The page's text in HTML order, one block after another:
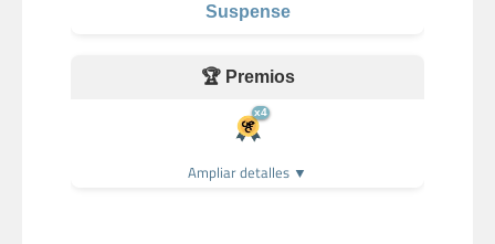
Suspense
🏆 Premios
x4
Ampliar detalles ▼